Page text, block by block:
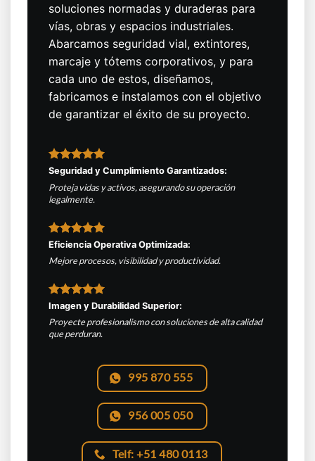
soluciones normadas y duraderas para
vías, obras y espacios industriales.
Abarcamos seguridad vial, extintores,
marcaje y tótems corporativos, y para
cada uno de estos, diseñamos,
fabricamos e instalamos con el objetivo
de garantizar el éxito de su proyecto.
Seguridad y Cumplimiento Garantizados:
Proteja vidas y activos, asegurando su operación
legalmente.
Eficiencia Operativa Optimizada:
Mejore procesos, visibilidad y productividad.
Imagen y Durabilidad Superior:
Proyecte profesionalismo con soluciones de alta calidad
que perduran.
995 870 555
956 005 050
Telf: +51 480 0113